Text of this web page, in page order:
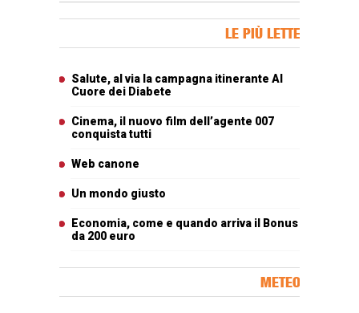
LE PIÙ LETTE
Salute, al via la campagna itinerante Al
Cuore dei Diabete
Cinema, il nuovo film dell’agente 007
conquista tutti
Web canone
Un mondo giusto
Economia, come e quando arriva il Bonus
da 200 euro
METEO